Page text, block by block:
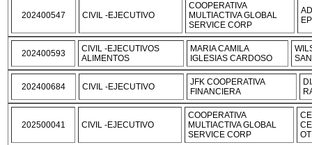
202400547 CIVIL -EJECUTIVO
COOPERATIVA
MULTIACTIVA GLOBAL
SERVICE CORP
202400593
CIVIL -EJECUTIVOS
ALIMENTOS
MARIA CAMILA
IGLESIAS CARDOSO
202400684 CIVIL -EJECUTIVO
JFK COOPERATIVA
FINANCIERA
202500041 CIVIL -EJECUTIVO
COOPERATIVA
MULTIACTIVA GLOBAL
SERVICE CORP